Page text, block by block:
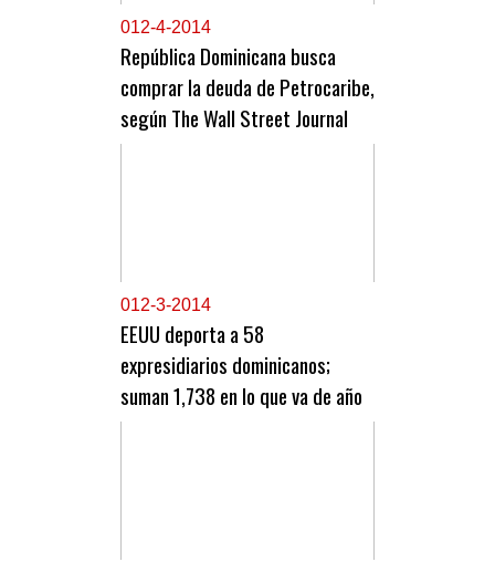
012-4-2014
República Dominicana busca
comprar la deuda de Petrocaribe,
según The Wall Street Journal
012-3-2014
EEUU deporta a 58
expresidiarios dominicanos;
suman 1,738 en lo que va de año